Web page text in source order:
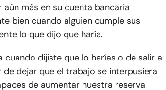
más en su cuenta bancaria
bien cuando alguien cumple sus
lo que dijo que haría.
cuando dijiste que lo harías o de salir a
dejar que el trabajo se interpusiera
de aumentar nuestra reserva